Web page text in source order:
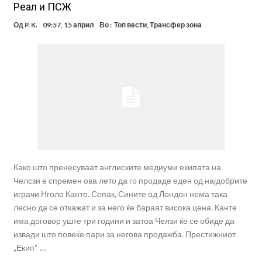
Реал и ПСЖ
Од P. K. 09:57, 15 април Во : Топ вести,Трансфер зона
Како што пренесуваат англиските медиуми екипата на
Челсзи е спремен ова лето да го продаде еден од најдобрите
играчи Нголо Канте. Сепак, Сините од Лондон нема така
лесно да се откажат и за него ќе бараат висока цена. Канте
има договор уште три години и затоа Челзи ќе се обиде да
извади што повеќе пари за негова продажба. Престижниот
„Екип“ …